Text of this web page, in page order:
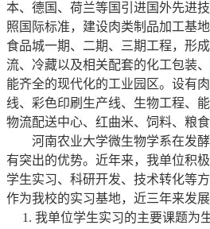
本、德国、荷兰等国引进国外先进
照国际标准，建设肉类制品加工基
食品城一期、二期、三期工程，形
流、冷藏以及相关配套的化工包装
能齐全的现代化的工业园区。设有
线、彩色印刷生产线、生物工程、
物流配送中心、红曲米、饲料、粮
河南农业大学微生物学系在发
有突出的优势。近年来，我单位积
学生实习、科研开发、技术转化等
作为我校的实习基地，近三年来发展
1. 我单位学生实习的主要课题为